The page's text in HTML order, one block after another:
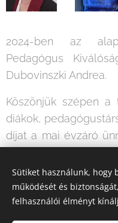
2024-ben az
Pedagógus
Dubovinszki Andrea.
Köszönjük szépen a
diákok,
díjat a mai évzáró
Gratulálunk!
Sütiket használunk, hogy
működését és
felhasználói élményt